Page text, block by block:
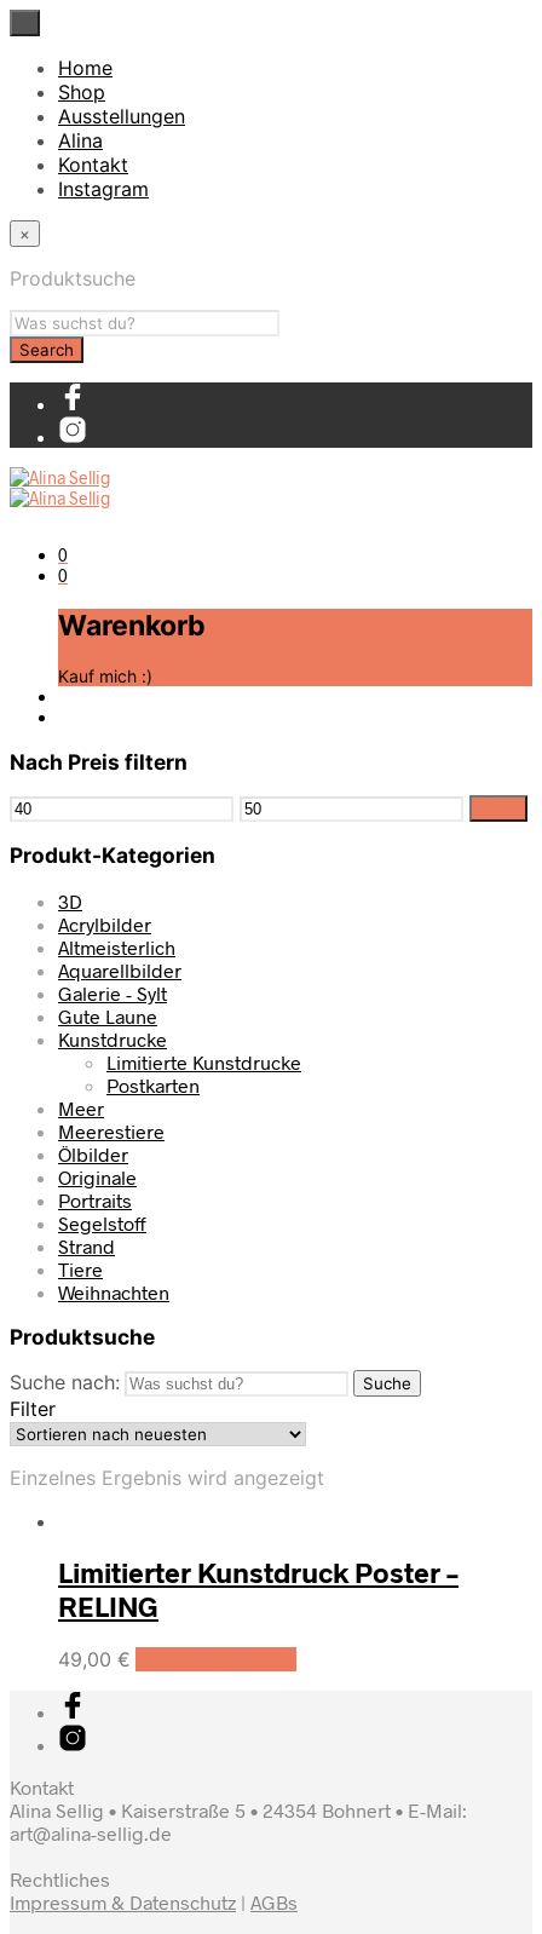
Home
Shop
Ausstellungen
Alina
Kontakt
Instagram
×
Produktsuche
0
0
Warenkorb
Kauf mich :)
Nach Preis filtern
Produkt-Kategorien
3D
Acrylbilder
Altmeisterlich
Aquarellbilder
Galerie - Sylt
Gute Laune
Kunstdrucke
Limitierte Kunstdrucke
Postkarten
Meer
Meerestiere
Ölbilder
Originale
Portraits
Segelstoff
Strand
Tiere
Weihnachten
Produktsuche
Suche nach: Suche
Filter
Einzelnes Ergebnis wird angezeigt
Limitierter Kunstdruck Poster –
RELING
49,00 €
Kontakt
Alina Sellig • Kaiserstraße 5 • 24354 Bohnert • E-Mail:
art@alina-sellig.de
Rechtliches
Impressum & Datenschutz | AGBs